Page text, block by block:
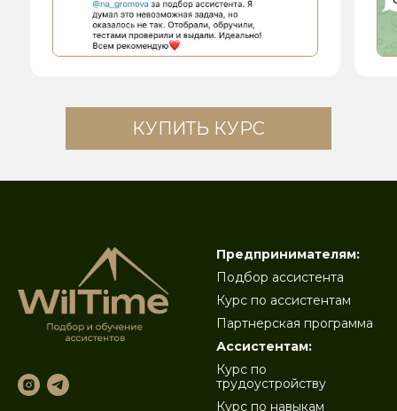
КУПИТЬ КУРС
Предпринимателям:
Подбор ассистента
Курс по ассистентам
Партнерская программа
Ассистентам:
Курс по
трудоустройству
Курс по навыкам